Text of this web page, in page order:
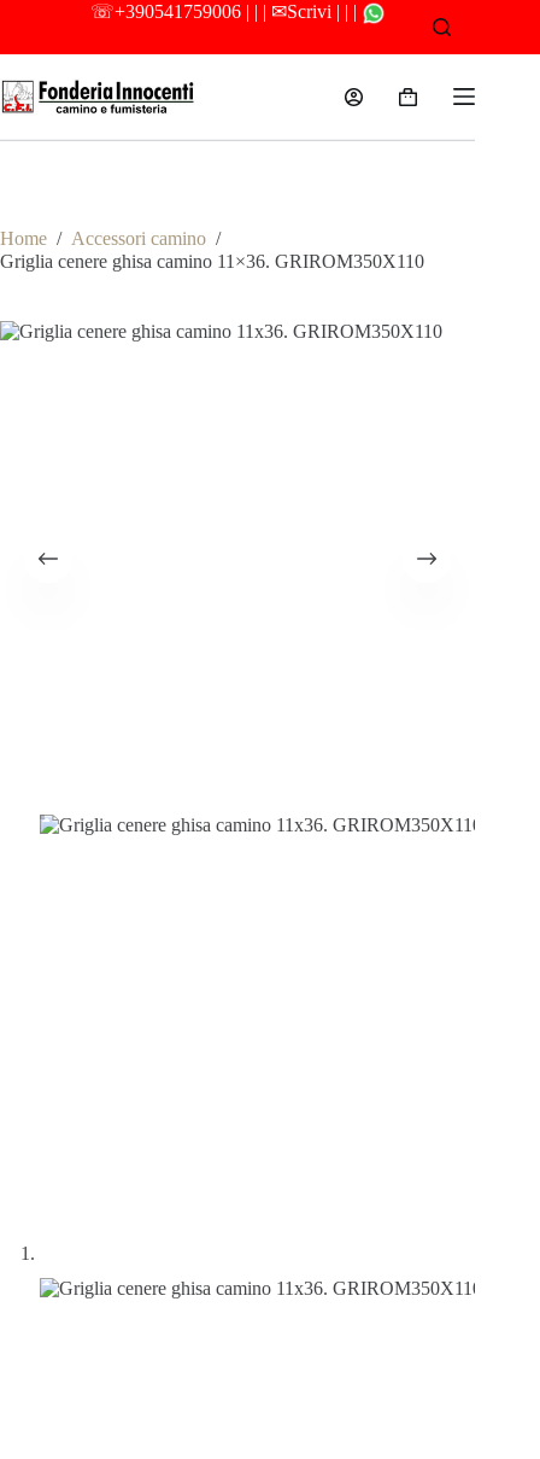
contenuto
☏+390541759006| | | ✉Scrivi | | |
Carrello
Home / Accessori camino /
Griglia cenere ghisa camino 11×36. GRIROM350X110